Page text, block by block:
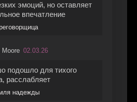
эмоций, но оставляет
впечатление
Moore 02.03.26
подошло для тихого
расслабляет
надежды